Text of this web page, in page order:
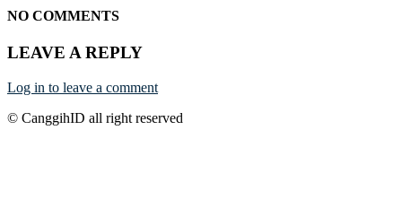
NO COMMENTS
LEAVE A REPLY
Log in to leave a comment
© CanggihID all right reserved